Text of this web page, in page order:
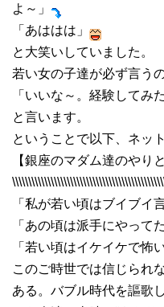
よ～」
「あははは」
と大笑いしていました。
若い女の子達が必ず言うの
「いいな～。経験してみ
と言います。
ということで以下、ネッ
【銀座のマダム達のやり
「私が若い頃はブイブイ
「あの頃は派手にやってた
「若い頃はイケイケで怖
このご時世では信じら
ある。バブル時代を謳歌